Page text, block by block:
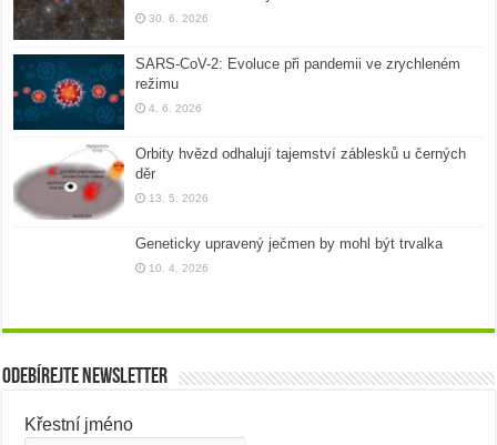
30. 6. 2026
SARS-CoV-2: Evoluce při pandemii ve zrychleném
režimu
4. 6. 2026
Orbity hvězd odhalují tajemství záblesků u černých
děr
13. 5. 2026
Geneticky upravený ječmen by mohl být trvalka
10. 4. 2026
Odebírejte newsletter
Křestní jméno